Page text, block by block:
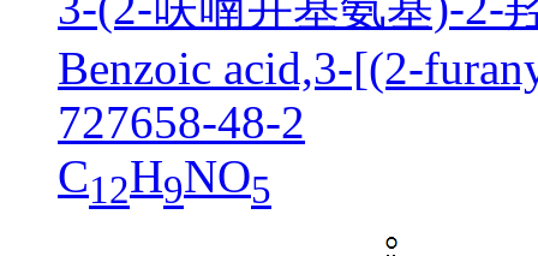
Benzoic acid,3-[(2-
727658-48-2
C12H9NO5